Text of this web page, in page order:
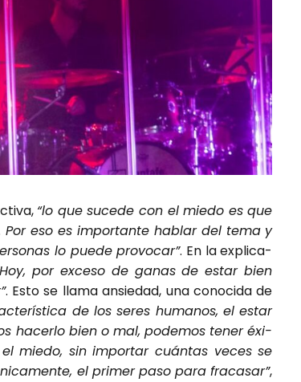
“lo que suce­de con el mie­do es que
eso es impor­tan­te hablar del tema y
lo pue­de pro­vo­car”. En la expli­ca­
por exce­so de ganas de estar bien
. Esto se lla­ma ansie­dad, una cono­ci­da de
de los seres huma­nos, el estar
hacer­lo bien o mal, pode­mos tener éxi­
mie­do, sin impor­tar cuán­tas veces se
el pri­mer paso para fra­ca­sar”,